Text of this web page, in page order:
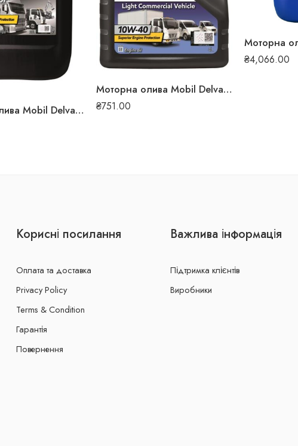
Моторна олива Mobil Delvac XHP ESP 10W-40 20л 127
Моторна олива Mobil Delvac LCV 10W-40 4л 4707
₴751.00
₴4,066.00
Корисні посилання
Оплата та доставка
Privacy Policy
Terms & Condition
Гарантія
Повернення
Важлива інформація
Підтримка клієнтів
Виробники